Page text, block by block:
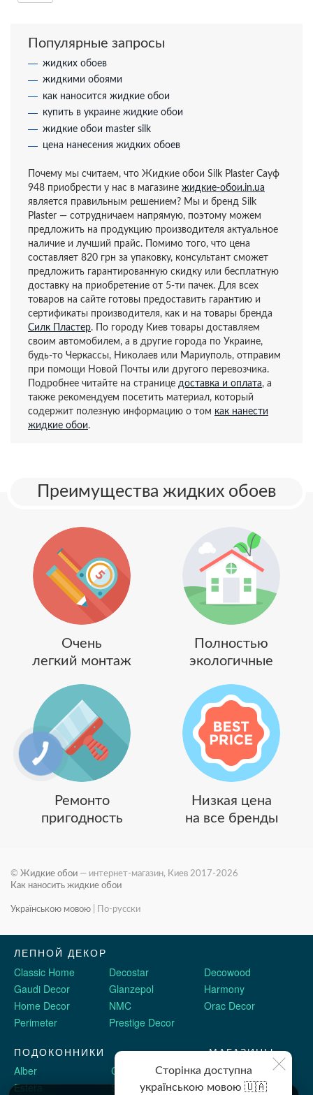
Популярные запросы
жидких обоев
жидкими обоями
как наносится жидкие обои
купить в украине жидкие обои
жидкие обои master silk
цена нанесения жидких обоев
Почему мы считаем, что Жидкие обои Silk Plaster Сауф
948 приобрести у нас в магазине жидкие-обои.in.ua
является правильным решением? Мы и бренд Silk
Plaster — сотрудничаем напрямую, поэтому можем
предложить на продукцию производителя актуальное
наличие и лучший прайс. Помимо того, что цена
составляет 820 грн за упаковку, консультант сможет
предложить гарантированную скидку или бесплатную
доставку на приобретение от 5-ти пачек. Для всех
товаров на сайте готовы предоставить гарантию и
сертификаты производителя, как и на товары бренда
Силк Пластер. По городу Киев товары доставляем
своим автомобилем, а в другие города по Украине,
будь-то Черкассы, Николаев или Мариуполь, отправим
при помощи Новой Почты или другого перевозчика.
Подробнее читайте на странице доставка и оплата, а
также рекомендуем посетить материал, который
содержит полезную информацию о том как нанести
жидкие обои.
Преимущества жидких обоев
Очень
легкий монтаж
Полностью
экологичные
Ремонто
пригодность
Низкая цена
на все бренды
© Жидкие обои — интернет-магазин, Киев 2017-2026
Как наносить жидкие обои
Українською мовою По-русски
ЛЕПНОЙ ДЕКОР
Classic Home
Decostar
Decowood
Gaudi Decor
Glanzepol
Harmony
Home Decor
NMC
Orac Decor
Perimeter
Prestige Decor
ПОДОКОННИКИ
Alber
Crystalit
Estera
Sauberg
МАГАЗИНЫ
Двери Omis
Stickerwall
Сторінка доступна
українською мовою 🇺🇦